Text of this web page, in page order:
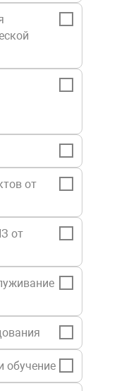
Средства
Установки
Шкафы
Табло
от
от
обучение